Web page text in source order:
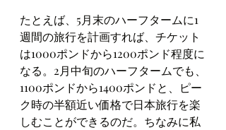
たとえば、5月末のハーフタームに1
週間の旅行を計画すれば、チケット
は1000ポンドから1200ポンド程度に
なる。2月中旬のハーフタームでも、
1100ポンドから1400ポンドと、ピー
ク時の半額近い価格で日本旅行を楽
しむことができるのだ。ちなみに私